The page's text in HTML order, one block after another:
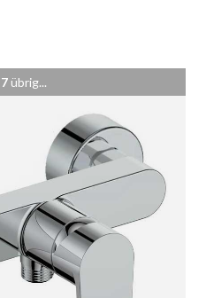
7 übrig...